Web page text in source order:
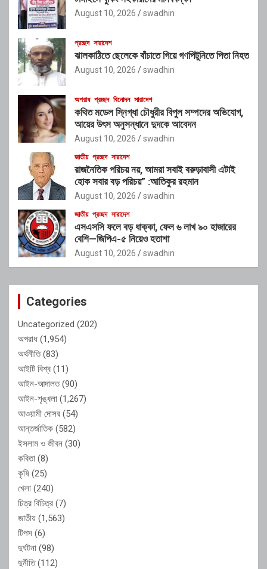
August 10, 2026 swadhin
প্রচ্ছদ সারাদেশ
ঝালকাঠিতে ছেলেকে বাঁচাতে গিয়ে গণপিটুনিতে পিতা নিহত
August 10, 2026 swadhin
অপরাধ প্রচ্ছদ বিনোদন সারাদেশ
কথিত মডেল স্নিগ্ধা চৌধুরীর বিপুল সম্পদের অভিযোগ,
আয়ের উৎস অনুসন্ধানে দুদকে আবেদন
August 10, 2026 swadhin
জাতীয় প্রচ্ছদ সারাদেশ
রাজনৈতিক পরিচয় নয়, আমরা সবাই বরুড়াবাসী এটাই
হোক সবার বড় পরিচয়” :আতিকুর রহমান
August 10, 2026 swadhin
জাতীয় প্রচ্ছদ সারাদেশ
এসএসসি ফলে বড় ধাক্কা, ফেল ৬ লাখ ৯০ হাজারের
বেশি—জিপিএ-৫ নিয়েও হতাশা
August 10, 2026 swadhin
Categories
Uncategorized (202)
অপরাধ (1,954)
অর্থনীতি(83)
আইটি বিশ্ব (11)
আইন-আদালত(90)
আইন-শৃঙ্খলা (1,267)
আওয়ামী দোসর (54)
আন্তর্জাতিক (582)
ইসলাম ও জীবন (30)
কবিতা (8)
কৃষি (25)
খেলা (240)
চিত্র বিচিত্র (7)
জাতীয় (1,563)
টিপস (6)
দুর্ঘটনা (98)
দুর্নীতি(112)